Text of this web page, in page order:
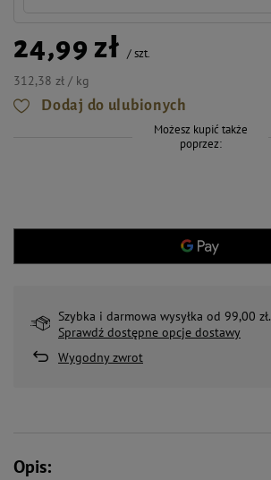
24,99 zł /szt.
312,38 zł / kg
Dodaj do ulubionych
Możesz kupić także
poprzez:
Szybka i darmowa wysyłka od 99,00 zł.
Sprawdź dostępne opcje dostawy
Wygodny zwrot
Opis: